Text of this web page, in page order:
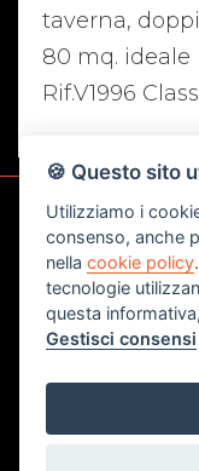
taverna,
80 mq. ideale
Rif.V1996
CONTATTI
Studio
Corso del
🍪 Questo sito
Utilizziamo i
consenso, anche
nellacookie policy
tecnologie
questa
Gestisci consensi